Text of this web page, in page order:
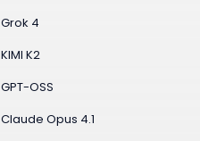
Grok 4
KIMI K2
GPT-OSS
Claude Opus 4.1